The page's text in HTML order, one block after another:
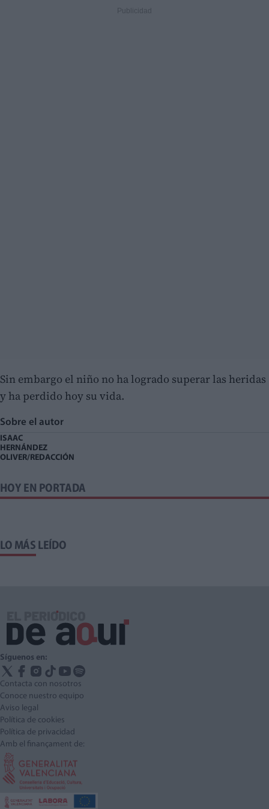
Sin embargo el niño no ha logrado superar las heridas
y ha perdido hoy su vida.
Sobre el autor
ISAAC
HERNÁNDEZ
OLIVER/REDACCIÓN
HOY EN PORTADA
LO MÁS LEÍDO
Síguenos en:
Contacta con nosotros
Conoce nuestro equipo
Aviso legal
Política de cookies
Política de privacidad
Amb el finançament de: